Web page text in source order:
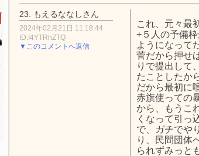
23. もえるななしさん
2024年02月21日 11:18:44
ID:I4YTRhZTQ
▼このコメントへ返信
これ、元々最
+５人の予備
ようになって
菅だから押せ
りで提出して
たことしたか
だから最初に
赤旗使っての
から、もうこ
くなって引っ
で、ガチでや
り、民間団体
られずみっと